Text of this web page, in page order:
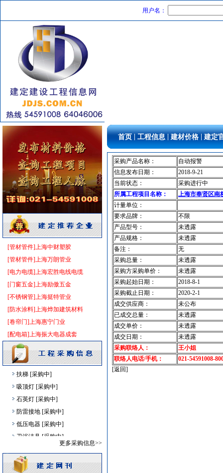
用户名：
[管材管件]上海中财塑胶
[管材管件]上海万朗管业
[电力电缆]上海宏胜电线电缆
[门窗五金]上海励傲五金
[不锈钢管]上海挺特管业
[防水涂料]上海烨加建筑材料
[卷帘门]上海惠宁门业
[配电箱]上海振大电器成套
变频给水设备 [采购中]
配电箱
[采购中]
光源灯具 [采购中]
外墙装饰 [采购中]
光源灯具 [采购中]
给排水管件 [采购中]
消防水泵接合器 [采购中]
消防设施
[采购中]
灯盘 [采购中]
低压配电柜 [采购中]
卫生洁具
[采购中]
石材木材 [采购中]
防火隔热 [采购中]
变配电 [采购中]
胡桃木
[采购中]
照明灯具
供水设备 [采购中]
防火隔热 [采购中]
管材管件 [采购中]
工控电器 [采购中]
水泵 [采购中]
墙地面砖 [采购中]
水泵房 [采购中]
阀门组件室外排水 [采购中]
电梯
复合木地板 [采购中]
扶梯 [采购中]
吸顶灯 [采购中]
石英灯 [采购中]
防雷接地 [采购中]
低压电器 [采购中]
卫浴洁具 [采购中]
[采购中]
消防泵
发电机房 [采购中]
更多采购信息>>
首页 工程信息 建材价格 建定
采购产品名称：
自动报警
信息发布日期：
2018-9-21
当前状态：
采购进行中
所属工程项目名称：
上海市奉贤区南
计量单位：
要求品牌：
不限
产品型号：
未透露
产品规格：
未透露
备注：
无
采购总量：
未透露
采购方采购单价：
未透露
采购起始日期：
2018-8-1
采购截止日期：
2020-2-1
成交供应商：
未公布
已成交总量：
未透露
成交单价：
未透露
成交日期：
未透露
采购联络人：
王小姐
联络人电话/手机：
021-54591008-
[返回]